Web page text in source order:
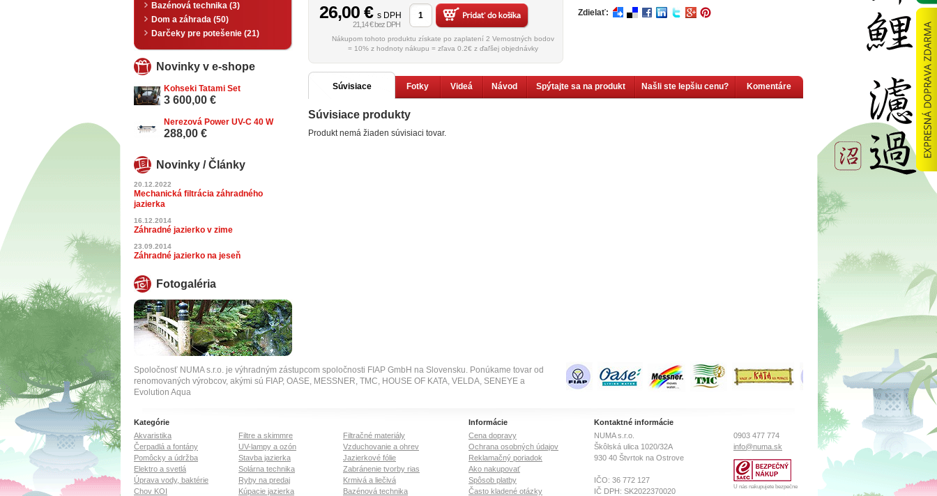
26,00 € s DPH
21,14 € bez DPH
Nákupom tohoto produktu získate po zaplatení 2 Vernostných bodov
= 10% z hodnoty nákupu = zľava 0.2€ z ďaľšej objednávky
Zdielať:
Súvisiace
produkty
Fotky Videá Návod Spýtajte sa na produkt Našli ste lepšiu cenu? Komentáre
Súvisiace produkty
Produkt nemá žiaden súvisiaci tovar.
Bazénová technika (3)
Dom a záhrada (50)
Darčeky pre potešenie (21)
Novinky v e-shope
Kohseki Tatami Set
3 600,00 €
Nerezová Power UV-C 40 W
288,00 €
Novinky / Články
20.12.2022
Mechanická filtrácia záhradného
jazierka
16.12.2014
Záhradné jazierko v zime
23.09.2014
Záhradné jazierko na jeseň
Fotogaléria
Spoločnosť NUMA s.r.o. je výhradným zástupcom spoločnosti FIAP GmbH na Slovensku. Ponúkame tovar od
renomovaných výrobcov, akými sú FIAP, OASE, MESSNER, TMC, HOUSE OF KATA, VELDA, SENEYE a
Evolution Aqua
Kategórie
Akvaristika
Filtre a skimmre
Filtračné materiály
Čerpadlá a fontány
UV-lampy a ozón
Vzduchovanie a ohrev
Pomôcky a údržba
Stavba jazierka
Jazierkové fólie
Elektro a svetlá
Solárna technika
Zabránenie tvorby rias
Úprava vody, baktérie
Ryby na predaj
Krmivá a liečivá
Chov KOI
Kúpacie jazierka Bazénová technika
Informácie
Cena dopravy
Ochrana osobných údajov
Reklamačný poriadok
Ako nakupovať
Spôsob platby
Často kladené otázky
Kontaktné informácie
0903 477 774
info@numa.sk
U nás nakupujete bezpečne
NUMA s.r.o.
Škôlská ulica 1020/32A
930 40 Štvrtok na Ostrove
IČO: 36 772 127
IČ DPH: SK2022370020